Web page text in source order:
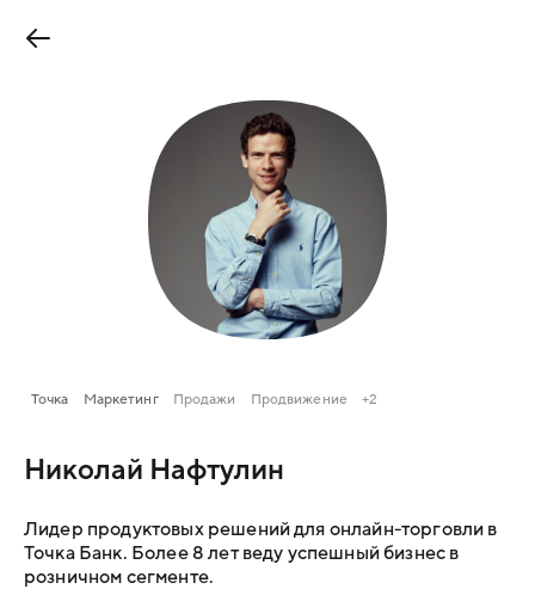
Точка Маркетинг Продажи Продвижение +2
Николай Нафтулин
Лидер продуктовых решений для онлайн-торговли в
Точка Банк. Более 8 лет веду успешный бизнес в
розничном сегменте.